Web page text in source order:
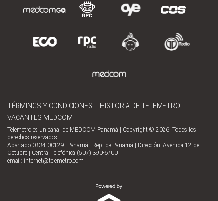
TÉRMINOS Y CONDICIONES
HISTORIA DE TELEMETRO
VACANTES MEDCOM
Telemetro es un canal de MEDCOM Panamá | Copyright © 2026. Todos los
derechos reservados.
Apartado 0834-00129, Panamá - Rep. de Panamá | Dirección, Avenida 12 de
Octubre | Central Telefónica (507) 390-6700
email: internet@telemetro.com